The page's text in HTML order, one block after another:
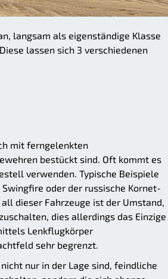
langsam als eigenständige Klasse
lassen sich 3 verschiedenen
mit ferngelenkten
bestückt sind. Oft kommt es
verwenden. Typische Beispiele
oder der russische Kornet-
dieser Fahrzeuge ist der Umstand,
dies allerdings das Einzige
Lenkflugkörper
sehr begrenzt.
nur in der Lage sind, feindliche